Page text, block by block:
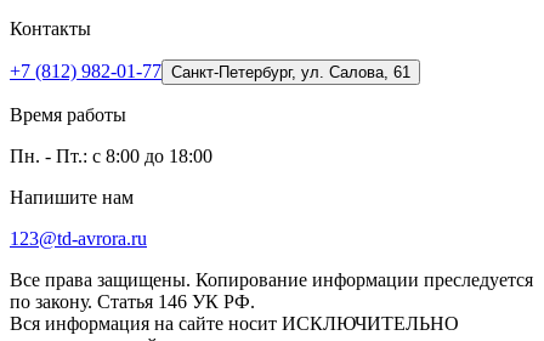
Контакты
+7 (812) 982-01-77 Санкт-Петербург, ул. Салова, 61
Время работы
Пн. - Пт.: с 8:00 до 18:00
Напишите нам
123@td-avrora.ru
Все права защищены. Копирование информации преследуется
по закону. Статья 146 УК РФ.
Вся информация на сайте носит ИСКЛЮЧИТЕЛЬНО